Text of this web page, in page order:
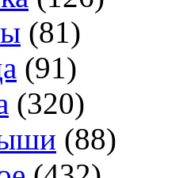
(81)
(91)
(320)
(88)